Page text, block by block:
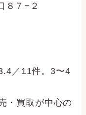
８７−２
／11件。3〜4
・買取が中心の